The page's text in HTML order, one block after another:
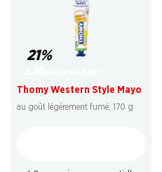
21%
Thomy Western Style Mayo
au goût légérement fumé, 170 g